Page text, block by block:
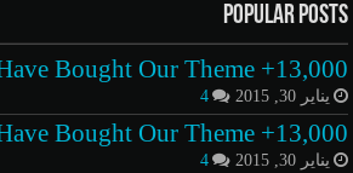
Popular Posts
13,000+ People Have Bought Our Theme
يناير 30, 2015 4
13,000+ People Have Bought Our Theme
يناير 30, 2015 4